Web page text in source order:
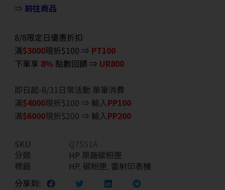
⇒ 前往商品
8/8限定日優惠折扣
滿$3000現折$100 ⇒ PT100
下單享 8% 點數回饋 ⇒ UR800
即日起-8/31日常活動 單筆消費
滿$4000現折$100 ⇒ 輸入PP100
滿$6000現折$200 ⇒ 輸入PP200
SKU
Q7551A
分類
HP 原廠碳粉匣
標籤
HP, 碳粉匣, 雷射印表機
分享到: